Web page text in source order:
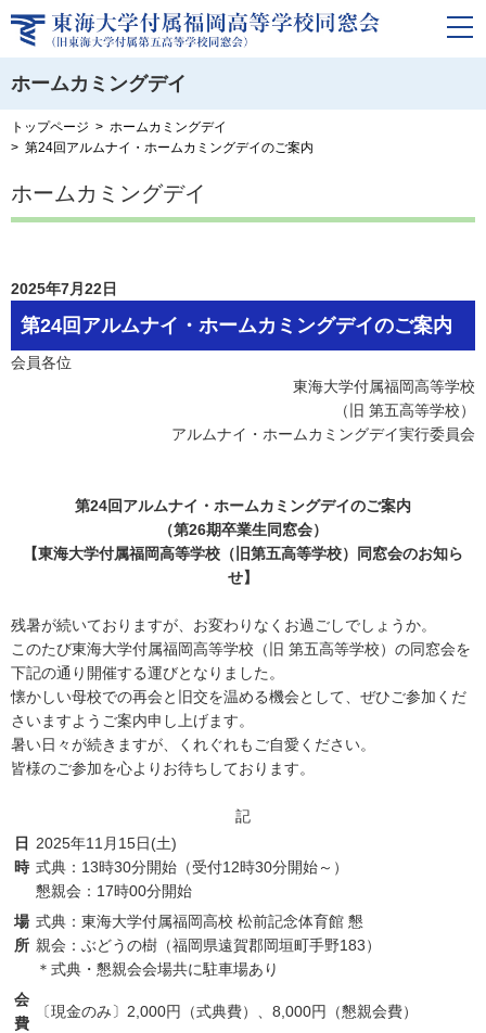
ホームカミングデイ
トップページ
ホームカミングデイ
第24回アルムナイ・ホームカミングデイのご案内
ホームカミングデイ
2025年7月22日
第24回アルムナイ・ホームカミングデイのご案内
会員各位
東海大学付属福岡高等学校
（旧 第五高等学校）
アルムナイ・ホームカミングデイ実行委員会
第24回アルムナイ・ホームカミングデイのご案内
（第26期卒業生同窓会）
【東海大学付属福岡高等学校（旧第五高等学校）同窓会のお知ら
せ】
残暑が続いておりますが、お変わりなくお過ごしでしょうか。
このたび東海大学付属福岡高等学校（旧 第五高等学校）の同窓会を
下記の通り開催する運びとなりました。
懐かしい母校での再会と旧交を温める機会として、ぜひご参加くだ
さいますようご案内申し上げます。
暑い日々が続きますが、くれぐれもご自愛ください。
皆様のご参加を心よりお待ちしております。
記
日
時
2025年11月15日(土)
式典：13時30分開始（受付12時30分開始～）
懇親会：17時00分開始
場
所
式典：東海大学付属福岡高校 松前記念体育館 懇
親会：ぶどうの樹（福岡県遠賀郡岡垣町手野183）
＊式典・懇親会会場共に駐車場あり
会
費
〔現金のみ〕2,000円（式典費）、8,000円（懇親会費）